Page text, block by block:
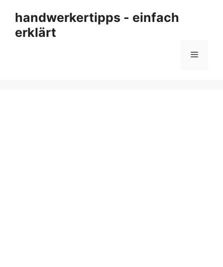
Inhalt
springen
handwerkertipps - einfach
erklärt
Menü